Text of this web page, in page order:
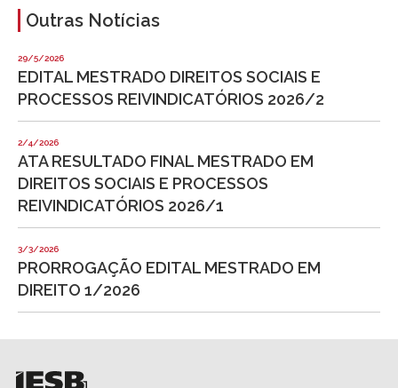
Outras Notícias
29/5/2026
EDITAL MESTRADO DIREITOS SOCIAIS E
PROCESSOS REIVINDICATÓRIOS 2026/2
2/4/2026
ATA RESULTADO FINAL MESTRADO EM
DIREITOS SOCIAIS E PROCESSOS
REIVINDICATÓRIOS 2026/1
3/3/2026
PRORROGAÇÃO EDITAL MESTRADO EM
DIREITO 1/2026